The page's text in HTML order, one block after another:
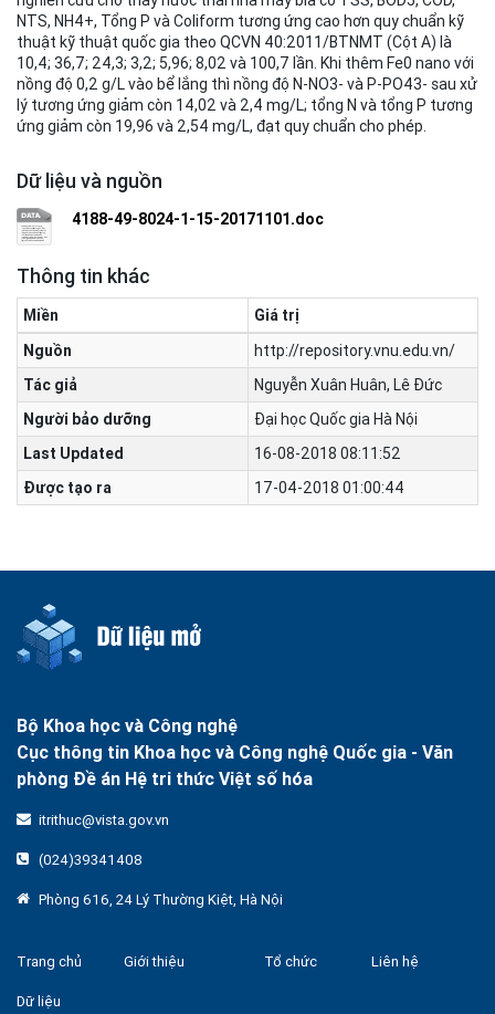
NTS, NH4+, Tổng P và Coliform tương ứng cao hơn quy chuẩn kỹ
thuật kỹ thuật quốc gia theo QCVN 40:2011/BTNMT (Cột A) là
10,4; 36,7; 24,3; 3,2; 5,96; 8,02 và 100,7 lần. Khi thêm Fe0 nano với
nồng độ 0,2 g/L vào bể lắng thì nồng độ N-NO3- và P-PO43- sau xử
lý tương ứng giảm còn 14,02 và 2,4 mg/L; tổng N và tổng P tương
ứng giảm còn 19,96 và 2,54 mg/L, đạt quy chuẩn cho phép.
Dữ liệu và nguồn
4188-49-8024-1-15-20171101.doc
Thông tin khác
Miền
Giá trị
Nguồn
http://repository.vnu.edu.vn/
Tác giả
Nguyễn Xuân Huân, Lê Đức
Người bảo dưỡng
Đại học Quốc gia Hà Nội
Last Updated
16-08-2018 08:11:52
Được tạo ra
17-04-2018 01:00:44
Bộ Khoa học và Công nghệ
Cục thông tin Khoa học và Công nghệ Quốc gia - Văn
phòng Đề án Hệ tri thức Việt số hóa
itrithuc@vista.gov.vn
(024)39341408
Phòng 616, 24 Lý Thường Kiệt, Hà Nội
Trang chủ Giới thiệu
Dữ liệu
Tổ chức Liên hệ